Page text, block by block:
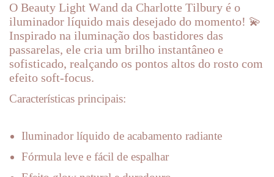
O Beauty Light Wand da Charlotte Tilbury é o
iluminador líquido mais desejado do momento! 💫
Inspirado na iluminação dos bastidores das
passarelas, ele cria um brilho instantâneo e
sofisticado, realçando os pontos altos do rosto com
efeito soft-focus.
Características principais:
Iluminador líquido de acabamento radiante
Fórmula leve e fácil de espalhar